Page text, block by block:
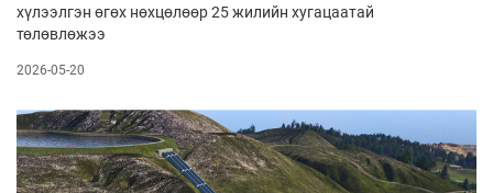
хүлээлгэн өгөх нөхцөлөөр 25 жилийн хугацаатай
төлөвлөжээ
2026-05-20